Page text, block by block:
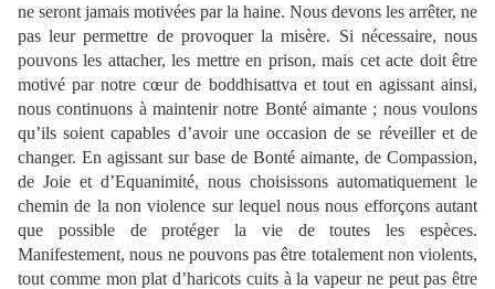
ne seront jamais motivées par la haine. Nous devons les arrêter, ne
pas leur permettre de provoquer la misère. Si nécessaire, nous
pouvons les attacher, les mettre en prison, mais cet acte doit être
motivé par notre cœur de boddhisattva et tout en agissant ainsi,
nous continuons à maintenir notre Bonté aimante ; nous voulons
qu’ils soient capables d’avoir une occasion de se réveiller et de
changer. En agissant sur base de Bonté aimante, de Compassion,
de Joie et d’Equanimité, nous choisissons automatiquement le
chemin de la non violence sur lequel nous nous efforçons autant
que possible de protéger la vie de toutes les espèces.
Manifestement, nous ne pouvons pas être totalement non violents,
tout comme mon plat d’haricots cuits à la vapeur ne peut pas être